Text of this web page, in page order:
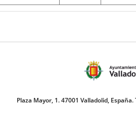
Plaza Mayor, 1. 47001 Valladolid,